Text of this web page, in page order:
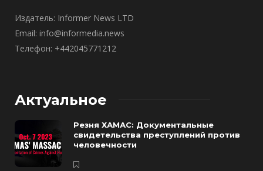
Издатель: Informer News LTD
Email: info@informedia.news
Телефон: +442045771212
Актуальное
Резня ХАМАС: Документальные
свидетельства преступлений против
человечности